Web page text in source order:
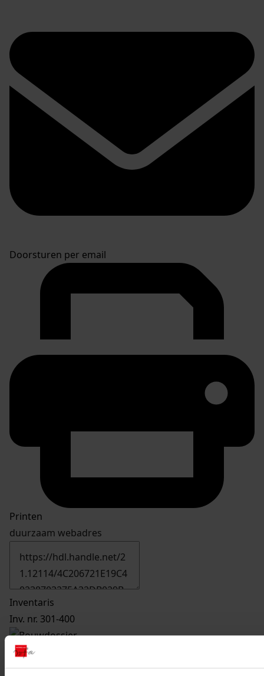
Doorsturen per email
Printen
duurzaam webadres
Inventaris
Inv. nr. 301-400
380Uitbreiden woning, 2003-2004
Datering: